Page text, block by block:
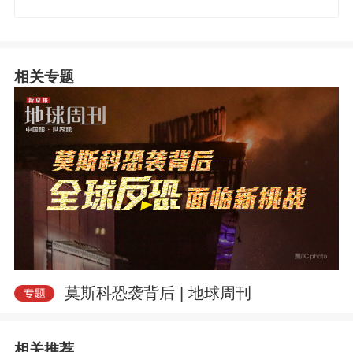
相关专题
莫斯科恐袭背后 | 地球周刊